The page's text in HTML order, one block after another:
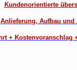
Kundenorientierte
Anlieferung, Aufbau und
+